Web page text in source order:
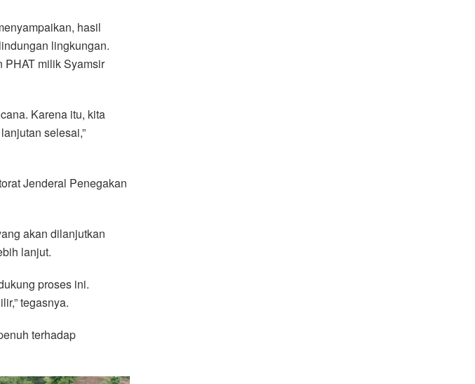
hasil
lingkungan.
PHAT milik Syamsir
Karena itu, kita
selesai,”
Jenderal Penegakan
akan dilanjutkan
lanjut.
proses ini.
tegasnya.
terhadap